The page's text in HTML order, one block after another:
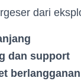
dari
dan support
berlangganan